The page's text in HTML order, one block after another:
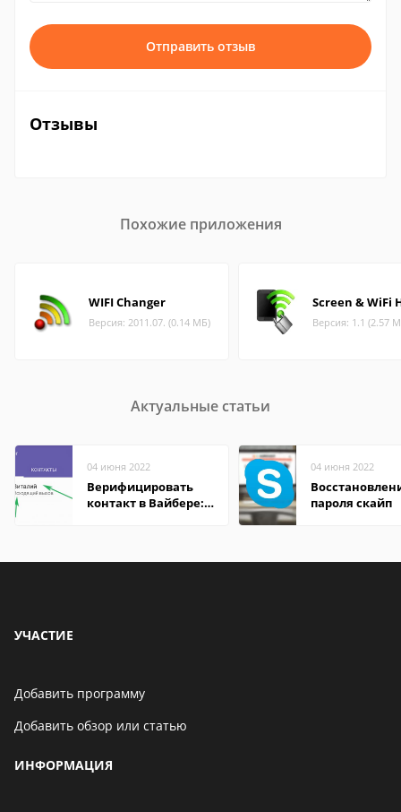
Отправить отзыв
Отзывы
Похожие приложения
WIFI Changer
Версия: 2011.07. (0.14 МБ)
Screen & WiFi
Версия: 1.1 (2.57
Актуальные статьи
04 июня 2022
Верифицировать
контакт в Вайбере:
04 июня 2022
пароля скайп
УЧАСТИЕ
Добавить программу
Добавить обзор или статью
ИНФОРМАЦИЯ